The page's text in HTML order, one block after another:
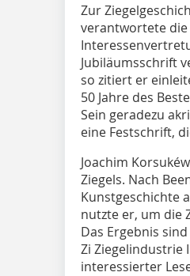
Zur
verantwortete die
Jubiläumsschrift
so zitiert er
50 Jahre des
Sein geradezu
eine Festschrift,
Joachim
Ziegels. Nach
Kunstgeschichte
nutzte er, um die
Das Ergebnis
Zi Ziegelindustrie
interessierter